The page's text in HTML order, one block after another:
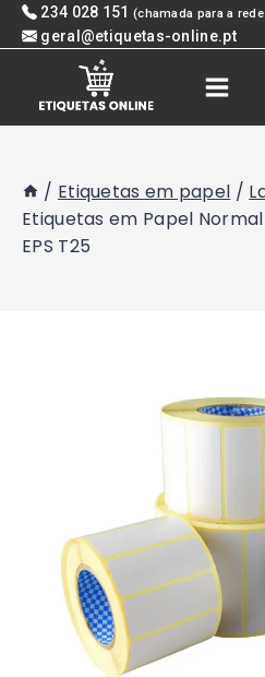
Skip 234 028 151 (chamada para a
geral@etiquetas-online.pt
/ Etiquetas em papel /
Etiquetas em Papel
EPS T25